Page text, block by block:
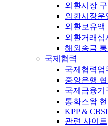
외환시장
외환시장운
외환보유액
외환거래심
해외송금
국제협력
국제협력업
중앙은행
국제금융기
통화스왑
KPP &
관련 사이트